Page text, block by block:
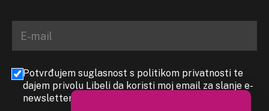
Potvrđujem suglasnost s politikom privatnosti te
dajem privolu Libeli da koristi moj email za slanje e-
newslettera